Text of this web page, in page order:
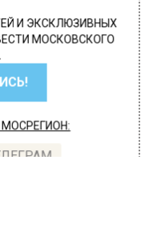
И ЭКСКЛЮЗИВНЫХ
МОСКОВСКОГО